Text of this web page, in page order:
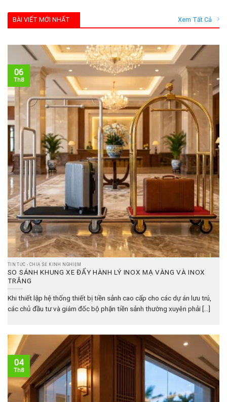
BÀI VIẾT MỚI NHẤT Xem Tất Cả
TIN TỨC - CHIA SẺ KINH NGHIỆM
SO SÁNH KHUNG XE ĐẨY HÀNH LÝ INOX MẠ VÀNG VÀ INOX
TRẮNG
Khi thiết lập hệ thống thiết bị tiền sảnh cao cấp cho các dự án lưu trú,
các chủ đầu tư và giám đốc bộ phận tiền sảnh thường xuyên phải [...]
06
Th8
04
Th8